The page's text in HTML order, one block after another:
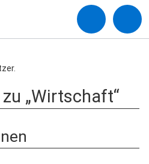
„Wirtschaft“